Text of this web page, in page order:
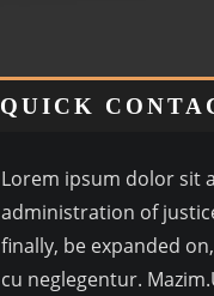
QUICK
Lorem ipsum dolor sit
administration of
finally, be expanded
cu neglegentur.